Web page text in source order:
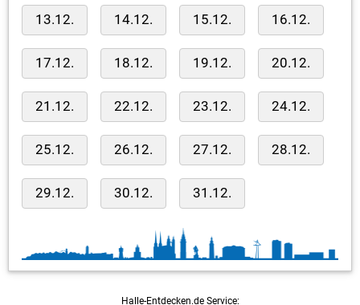
13.12. 14.12. 15.12. 16.12.
17.12. 18.12. 19.12. 20.12.
21.12. 22.12. 23.12. 24.12.
25.12. 26.12. 27.12. 28.12.
29.12. 30.12. 31.12.
Halle-Entdecken.de Service: